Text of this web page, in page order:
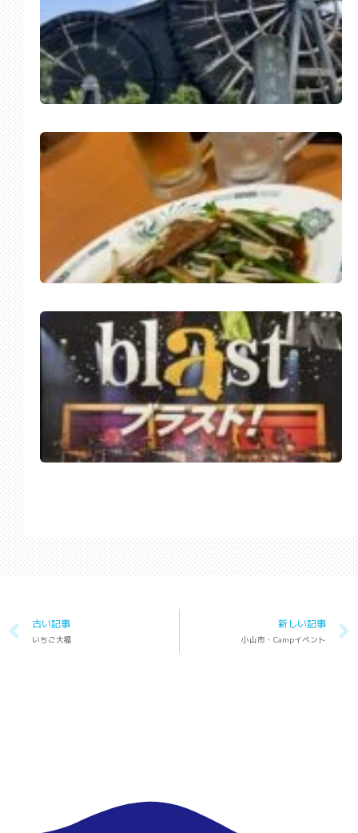
古い記事
いちご大福
新しい記事
小山市・Campイベント